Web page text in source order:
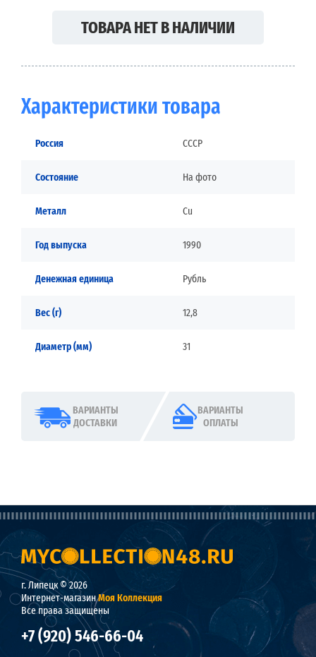
ТОВАРА НЕТ В НАЛИЧИИ
Характеристики товара
Россия СССР
Состояние На фото
Металл Cu
Год выпуска 1990
Денежная единица Рубль
Вес (г) 12,8
Диаметр (мм) 31
ВАРИАНТЫ
ДОСТАВКИ
ВАРИАНТЫ
ОПЛАТЫ
г. Липецк © 2026
Интернет-магазинМоя Коллекция
Все права защищены
+7 (920) 546-66-04